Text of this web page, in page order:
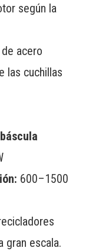
según la
acero
las cuchillas
600–1500
gran escala.